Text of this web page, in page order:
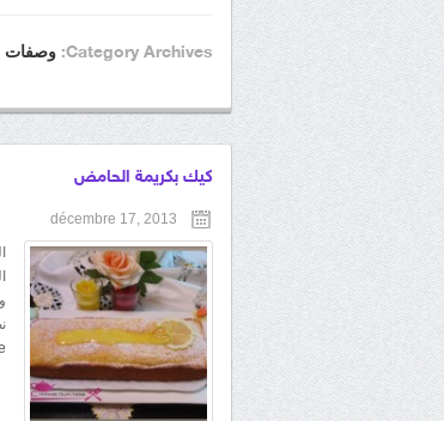
Category Archives: وصفات
كيك بكريمة الحامض
décembre 17, 2013